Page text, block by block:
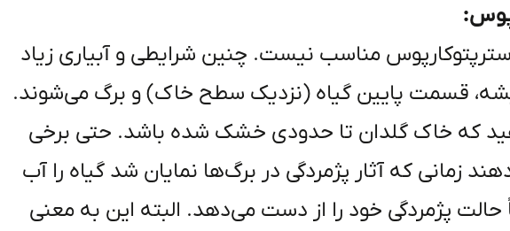
مناسب نیست. چنین شرایطی و آبیاری زیاد
قسمت پایین گیاه (نزدیک سطح خاک) و برگ می‌شوند.
دهید که خاک گلدان تا حدودی خشک شده باشد. حتی برخی
زمانی که آثار پژمردگی در برگ‌ها نمایان شد گیاه را آب
حالت پژمردگی خود را از دست می‌دهد. البته این به معنی